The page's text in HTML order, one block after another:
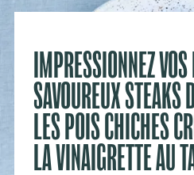
IMPRESSIONNEZ
SAVOUREUX
LES POIS CHICHES
LA VINAIGRETTE AU